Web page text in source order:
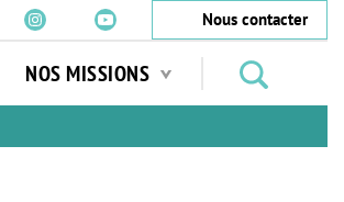
Nous contacter
NOS MISSIONS
jardins